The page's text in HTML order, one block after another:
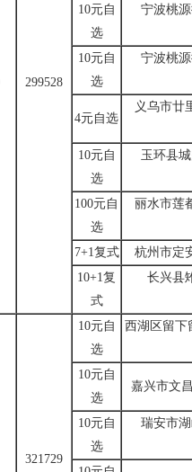
299528
10元自
选
宁波桃
10元自
选
宁波桃
4元自选
义乌市廿
10元自
选
玉环县
100元自
选
丽水市莲
7+1复式
杭州市定
10+1复
式
长兴县
321729
10元自
选
西湖区留下
10元自
选
嘉兴市文
10元自
选
瑞安市